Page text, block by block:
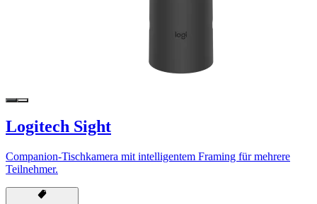
Logitech Sight
Companion-Tischkamera mit intelligentem Framing für mehrere
Teilnehmer.